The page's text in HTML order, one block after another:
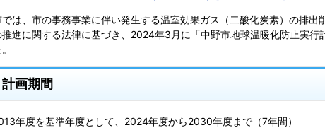
では、市の事務事業に伴い発生する温室効果ガス（二酸化炭素）の排出
推進に関する法律に基づき、2024年3月に「中野市地球温暖化防止実行
計画期間
年度を基準年度として、2024年度から2030年度まで（7年間）